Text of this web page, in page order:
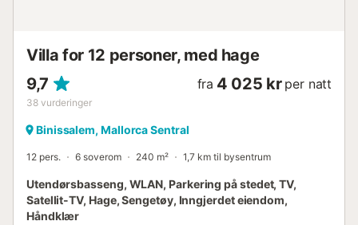
Villa for 12 personer, med hage
9,7
38 vurderinger
fra 4 025 kr per natt
Binissalem, Mallorca Sentral
12 pers. 6 soverom 240 m² 1,7 km til bysentrum
Utendørsbasseng, WLAN, Parkering på stedet, TV,
Satellit-TV, Hage, Sengetøy, Inngjerdet eiendom,
Håndklær